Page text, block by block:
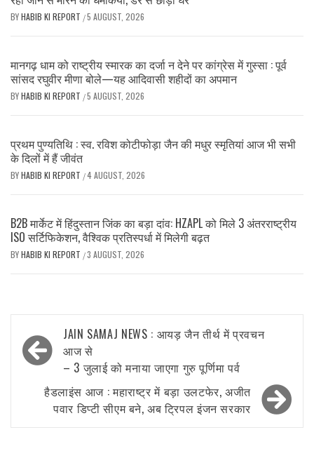
BYHABIB KI REPORT /5 AUGUST, 2026
मानगढ़ धाम को राष्ट्रीय स्मारक का दर्जा न देने पर कांग्रेस में गुस्सा : पूर्व
सांसद रघुवीर मीणा बोले—यह आदिवासी शहीदों का अपमान
BYHABIB KI REPORT /5 AUGUST, 2026
प्रथम पुण्यतिथि : स्व. रविश कोटीफोड़ा जैन की मधुर स्मृतियां आज भी सभी
के दिलों में हैं जीवंत
BYHABIB KI REPORT /4 AUGUST, 2026
B2B मार्केट में हिंदुस्तान जिंक का बड़ा दांव: HZAPL को मिले 3 अंतरराष्ट्रीय
ISO सर्टिफिकेशन, वैश्विक प्रतिस्पर्धा में मिलेगी बढ़त
BYHABIB KI REPORT /3 AUGUST, 2026
Post
navigation
JAIN SAMAJ NEWS : आयड़ जैन तीर्थ में प्रवचन
आज से
– 3 जुलाई को मनाया जाएगा गुरु पूर्णिमा पर्व
हैडलाइंस आज : महाराष्ट्र में बड़ा उलटफेर, अजीत
पवार डिप्टी सीएम बने, अब ट्रिपल इंजन सरकार